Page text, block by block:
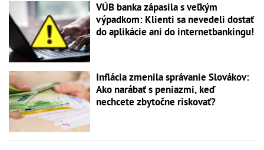
VÚB banka zápasila s veľkým
výpadkom: Klienti sa nevedeli dostať
do aplikácie ani do internetbankingu!
Inflácia zmenila správanie Slovákov:
Ako narábať s peniazmi, keď
nechcete zbytočne riskovať?